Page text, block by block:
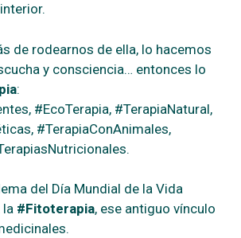
de rodearnos de ella, lo hacemos
y consciencia… entonces lo
:
#EcoTerapia, #TerapiaNatural,
#TerapiaConAnimales,
del Día Mundial de la Vida
la #Fitoterapia, ese antiguo vínculo